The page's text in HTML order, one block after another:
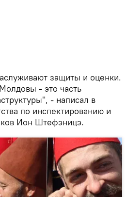
защиты и оценки.
- это часть
- написал в
по инспектированию и
Ион Штефэницэ.